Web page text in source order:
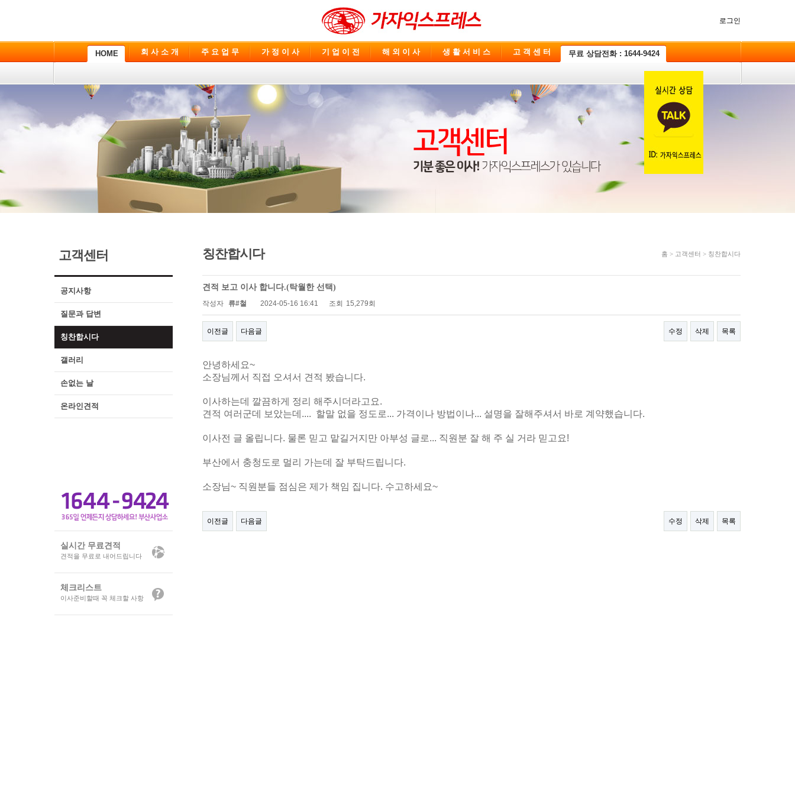
로그인
HOME 회 사 소 개 주 요 업 무 가 정 이 사 기 업 이 전 해 외 이 사 생 활 서 비 스 고 객 센 터 무료 상담전화 : 1644-9424
고객센터
공지사항
질문과 답변
칭찬합시다
갤러리
손없는 날
온라인견적
실시간 무료견적
견적을 무료로 내어드립니다
체크리스트
이사준비할때 꼭 체크할 사항
칭찬합시다 홈 > 고객센터 > 칭찬합시다
견적 보고 이사 합니다.(탁월한 선택)
작성자 류#철 2024-05-16 16:41 조회 15,279회
이전글 다음글 수정 삭제 목록
안녕하세요~
소장님께서 직접 오셔서 견적 봤습니다.
이사하는데 깔끔하게 정리 해주시더라고요.
견적 여러군데 보았는데.... 할말 없을 정도로... 가격이나 방법이나... 설명을 잘해주셔서 바로 계약했습니다.
이사전 글 올립니다. 물론 믿고 맡길거지만 아부성 글로... 직원분 잘 해 주 실 거라 믿고요!
부산에서 충청도로 멀리 가는데 잘 부탁드립니다.
소장님~ 직원분들 점심은 제가 책임 집니다. 수고하세요~
이전글 다음글 수정 삭제 목록